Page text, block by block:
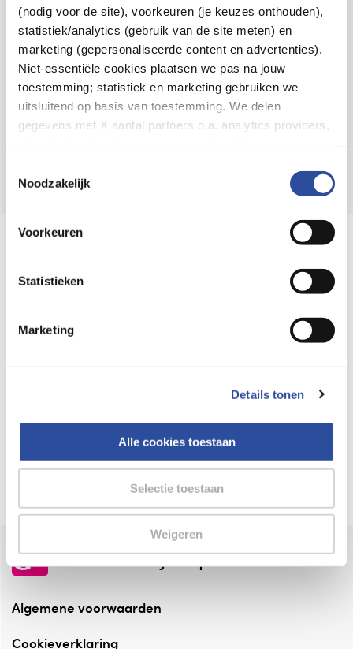
(nodig voor de site), voorkeuren (je keuzes onthouden),
statistiek/analytics (gebruik van de site meten) en
marketing (gepersonaliseerde content en advertenties).
Niet-essentiële cookies plaatsen we pas na jouw
toestemming; statistiek en marketing gebruiken we
uitsluitend op basis van toestemming. We delen
gegevens met X aantal partners o.a. analytics providers,
en de bewaartermijnen per categorie. Je kunt je keuze op
gegevensverwerking staat in de
Privacyverklaring
Noodzakelijk
Voorkeuren
Statistieken
Marketing
Details tonen
Alle cookies toestaan
Selectie toestaan
Weigeren
Over DA
Klantenservice
Assortiment
VolgDAop:
Online aanbieder medicijnen
webshop mag verkopen.
⁠Verantwoorde zorg, ⁠ook online.
Altijd onze folder bij de hand
Check onze folders ⁠bij AlleFolders.
de vriendelijke specialist
Algemene voorwaarden
Cookieverklaring